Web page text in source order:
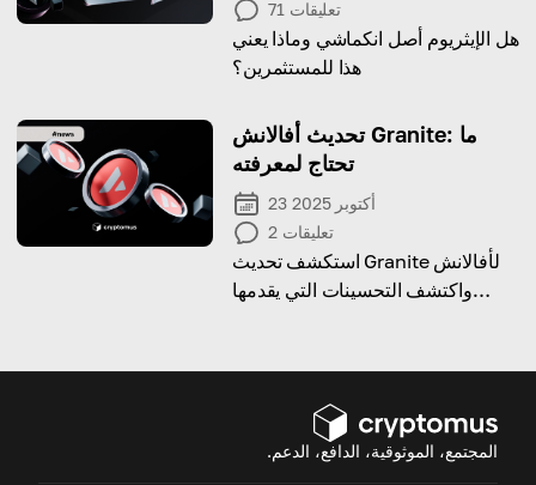
71 تعليقات
هل الإيثريوم أصل انكماشي وماذا يعني
هذا للمستثمرين؟
تحديث أفالانش Granite: ما
تحتاج لمعرفته
23 أكتوبر 2025
2 تعليقات
استكشف تحديث Granite لأفالانش
واكتشف التحسينات التي يقدمها
المجتمع، الموثوقية، الدافع، الدعم.